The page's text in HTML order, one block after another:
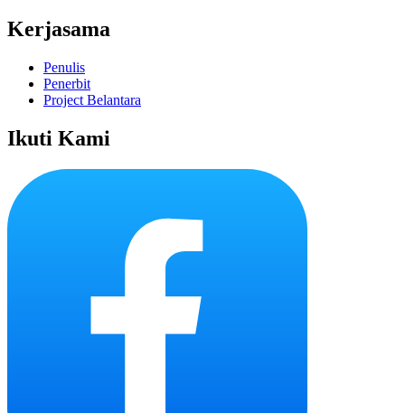
Kerjasama
Penulis
Penerbit
Project Belantara
Ikuti Kami